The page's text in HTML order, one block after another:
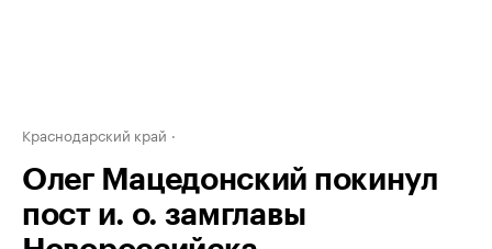
Краснодарский край
Олег Мацедонский покинул
пост и. о. замглавы